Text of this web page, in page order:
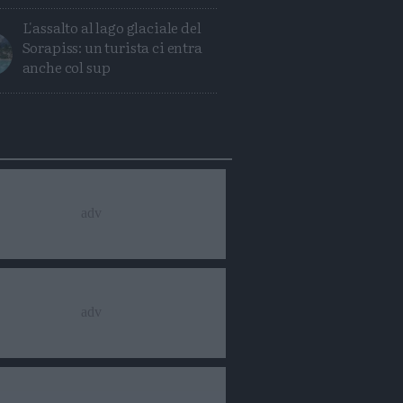
L'assalto al lago glaciale del
Sorapiss: un turista ci entra
anche col sup